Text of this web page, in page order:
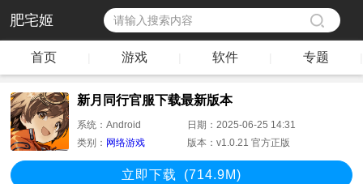
肥宅姬
首页 游戏 软件 专题
新月同行官服下载最新版本
系统：Android 日期：2025-06-25 14:31
类别： 网络游戏 版本：v1.0.21 官方正版
立即下载 (714.9M)